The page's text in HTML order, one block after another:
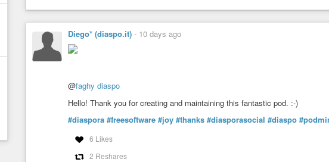
Diego* (diaspo.it) - 10 days ago
@faghy diaspo
Hello! Thank you for creating and maintaining this fantastic pod. :-)
#diaspora #freesoftware #joy #thanks #diasporasocial #diaspo
6 Likes
2 Reshares